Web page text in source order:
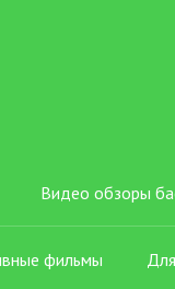
Видео обзоры
фильмы